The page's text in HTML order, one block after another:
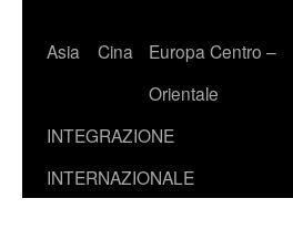
Asia Cina
Europa Centro –
Orientale
INTEGRAZIONE
INTERNAZIONALE